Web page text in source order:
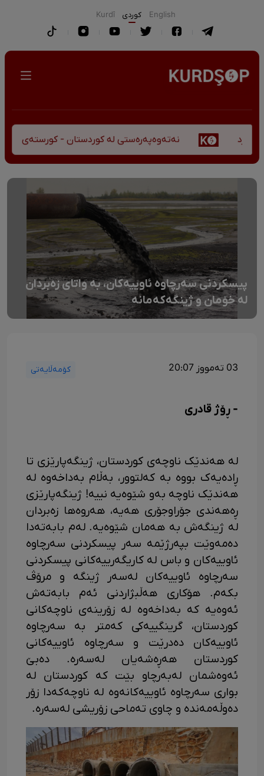
English كوردی Kurdî
نەتەوەپەرەستی لە کوردستان - کورستەی
پیسکردنی سەرچاوە ئاوییەکان، بە واتای زەبردان
لە خۆمان و ژینگەکەمانە
03 تەمووز 20:07 کۆمەڵایەتی
- ڕۆژ قادری
لە هەندێک ناوچەی کوردستان، ژینگەپارێزی تا
ڕادەیەک بووە بە کەلتوور، بەڵام بەداخەوە لە
هەندێک ناوچە بەو شێوەیە نییە! ژینگەپارێزی
ڕەهەندی جۆراوجۆری هەیە، هەروەها زەبردان
لە ژینگەش بە هەمان شێوەیە. لەم بابەتەدا
دەمەوێت بپەرژێمە سەر پیسکردنی سەرچاوە
ئاوییەکان و باس لە کاریگەرییەکانی پیسکردنی
سەرچاوە ئاوییەکان لەسەر ژینگە و مرۆڤ
بکەم. هۆکاری هەڵبژاردنی ئەم بابەتەش
ئەوەیە کە بەداخەوە لە زۆرینەی ناوچەکانی
کوردستان، گرینگییەکی کەمتر بە سەرچاوە
ئاوییەکان دەدرێت و سەرچاوە ئاوییەکانی
کوردستان هەڕەشەیان لەسەرە. دەبێ
ئەوەشمان لەبەرچاو بێت کە کوردستان لە
بواری سەرچاوە ئاوییەکانەوە لە ناوچەکەدا زۆر
دەوڵەمەندە و چاوی تەماحی زۆریشی لەسەرە.